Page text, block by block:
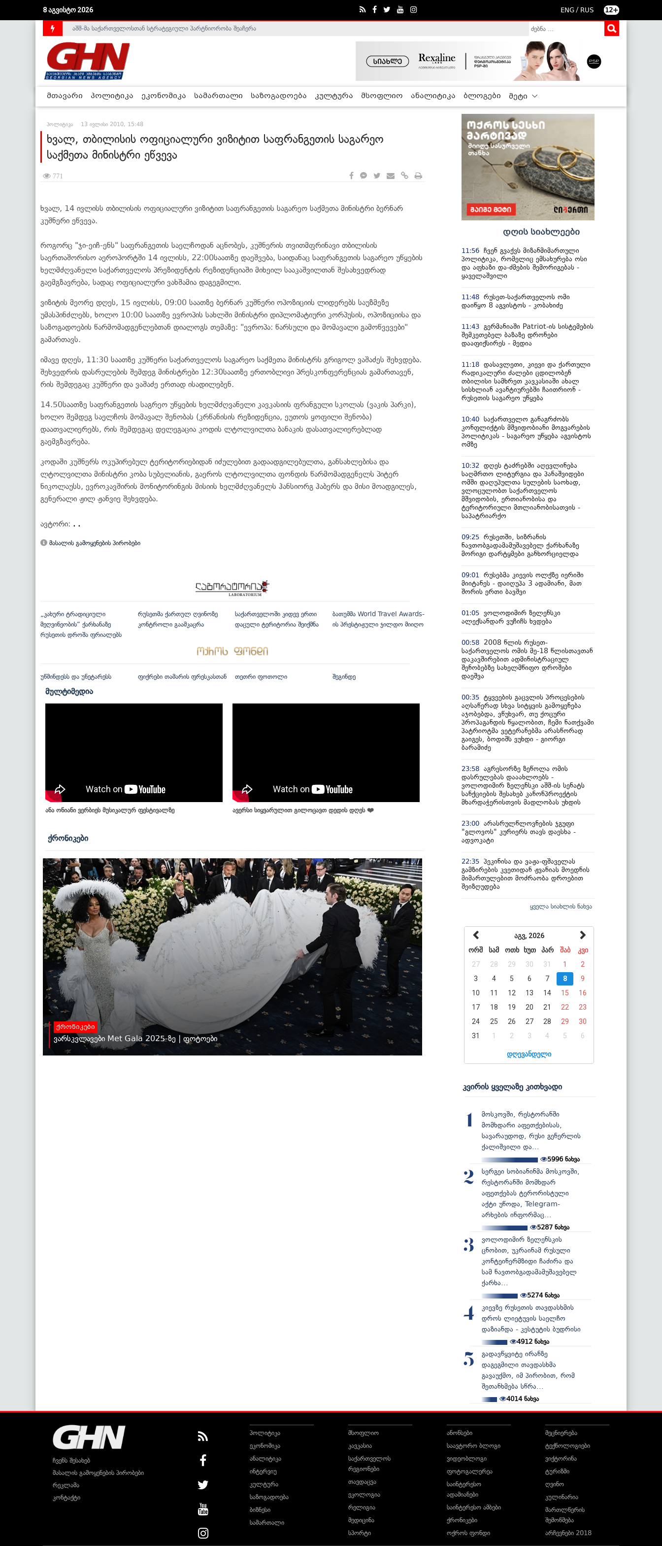
8 აგვისტო 2026 ENG / RUS 12+
საქართველოს დე-ფაქტო მთავრობა არალეგიტიმურია - ჰელსინკის კომისია
აშშ-მა საქართველოსთან სტრატეგიული პარტნიორობა შეაჩერა
მთავარი პოლიტიკა ეკონომიკა სამართალი საზოგადოება კულტურა მსოფლიო ანალიტიკა ბლოგები მეტი
პოლიტიკა 13 ივლისი 2010, 15:48
ხვალ, თბილისის ოფიციალური ვიზიტით საფრანგეთის საგარეო
საქმეთა მინისტრი ეწვევა
771
ხვალ, 14 ივლისს თბილისის ოფიციალური ვიზიტით საფრანგეთის საგარეო საქმეთა მინისტრი ბერნარ
კუშნერი ეწვევა.
როგორც "ჯი-ეიჩ-ენს" საფრანგეთის საელჩოდან აცნობეს, კუშნერის თვითმფრინავი თბილისის
საერთაშორისო აეროპორტში 14 ივლისს, 22:00საათზე დაეშვება, საიდანაც საფრანგეთის საგარეო უწყების
ხელმძღვანელი საქართველოს პრეზიდენტის რეზიდენციაში მიხეილ სააკაშვილთან შესახვედრად
გაემგზავრება, სადაც ოფიციალური ვახშამია დაგეგმილი.
ვიზიტის მეორე დღეს, 15 ივლისს, 09:00 საათზე ბერნარ კუშნერი ოპოზიციის ლიდერებს საუზმეზე
უმასპინძლებს, ხოლო 10:00 საათზე ევროპის სახლში მინისტრი დიპლომატიური კორპუსის, ოპოზიციისა და
საზოგადოების წარმომადგენლებთან დიალოგს თემაზე: "ევროპა: წარსული და მომავალი გამოწვევები"
გამართავს.
იმავე დღეს, 11:30 საათზე კუშნერი საქართველოს საგარეო საქმეთა მინისტრს გრიგოლ ვაშაძეს შეხვდება.
შეხვედრის დასრულების შემდეგ მინისტრები 12:30საათზე ერთობლივი პრესკონფერენციას გამართავენ,
რის შემდეგაც კუშნერი და ვაშაძე ერთად ისადილებენ.
14.50საათზე საფრანგეთის საგრეო უწყების ხელმძღვანელი კავკასიის ფრანგული სკოლას (ვაკის პარკი),
ხოლო შემდეგ საელჩოს მომავალ შენობას (კრწანისის რეზიდენცია, ეუთოს ყოფილი შენობა)
დაათვალიერებს, რის შემდეგაც დელეგაცია კოდის ლტოლვილთა ბანაკის დასათვალიერებლად
გაემგზავრება.
კოდაში კუშნერს ოკუპირებულ ტერიტორიებიდან იძულებით გადაადგილებულთა, განსახლებისა და
ლტოლვილთა მინისტრი კობა სუბელიანის, გაეროს ლტოლვილთა ფონდის წარმომადგენელს პიტერ
ნიკოლაუსს, ევროკავშირის მონიტორინგის მისიის ხელმძღვანელს ჰანსიორგ ჰაბერს და მისი მოადგილეს,
გენერალი ჟილ ჟანვიე შეხვდება.
ავტორი: . .
მასალის გამოყენების პირობები
„კახური ტრადიციული
მეღვინეობის“ ქარხანაზე
რუსეთის დროშა ფრიალებს
რუსეთმა ქართულ ღვინოზე
კონტროლი გაამკაცრა
საქართველოში კიდევ ერთი
დაცული ტერიტორია შეიქმნა
ბათუმმა World Travel Awards-
ის პრესტიჟული ჯილდო მიიღო
უწმინდესს და უნეტარესს ფიქრები თამარის ფრესკასთან თეთრი ფოთოლი შეგინდე
მულტიმედია
ანა ონიანი ვერბიეს მუსიკალურ ფესტივალზე ავერსი სიყვარულით გილოცავთ დედის დღეს ❤️
ქრონიკები
ქრონიკები
ვარსკვლავები Met Gala 2025-ზე | ფოტოები
დღის სიახლეები
11:56 ჩვენ გვაქვს მიზანმიმართული
პოლიტიკა, რომელიც ემსახურება ოსი
და აფხაზი და-ძმების შემორიგებას -
ყაველაშვილი
11:48 რუსეთ-საქართველოს ომი
დაიწყო 8 აგვისტოს - კობახიძე
11:43 გერმანიაში Patriot-ის სისტემების
შემკეთებელ ბაზაზე დრონები
დააფიქსირეს - მედია
11:18 დასავლეთი, კიევი და ქართული
რადიკალური ძალები ცდილობენ
თბილისი სამხრეთ კავკასიაში ახალ
სისხლიან ავანტიურებში ჩაითრიონ -
რუსეთის საგარეო უწყება
10:40 საქართველო განაგრძობს
კონფლიქტის მშვიდობიანი მოგვარების
პოლიტიკას - საგარეო უწყება აგვისტოს
ომზე
10:32
დღეს ტაძრებში აღევლინება
საღმრთო ლიტურგია და პანაშვიდები
ომში დაღუპულთა სულების საოხად,
ვლოცულობთ საქართველოს
მშვიდობის, ერთიანობისა და
ტერიტორიული მთლიანობისათვის -
საპატრიარქო
09:25 რუსეთში, სიზრანის
ნავთობგადამამუშავებელ ქარხანაზე
მორიგი დარტყმები განხორციელდა
09:01
რუსებმა კიევის ოლქზე იერიში
მიიტანეს - დაიღუპა 3 ადამიანი, მათ
შორის ერთი ბავშვი
01:05 ვოლოდიმირ ზელენსკი
ალექსანდარ ვუჩიჩს ხვდება
00:58
2008 წლის რუსეთ-
საქართველოს ომის მე-18 წლისთავთან
დაკავშირებით ადმინისტრაციულ
შენობებზე სახელმწიფო დროშები
დაეშვა
00:35 ტყვეების გაცვლის პროცესების
აღსაწერად სხვა სიტყვის გამოყენება
აჯობებდა, ვწუხვარ, თუ ქოცური
პროპაგანდის წყალობით, ჩემი ნათქვამი
პატრიოტმა ვეტერანებმა არასწორად
გაიგეს, ბოდიშს ვუხდი - გიორგი
ბარამიძე
23:58 აგრესორზე ზეწოლა ომის
დასრულებას დააახლოებს -
ვოლოდიმირ ზელენსკი აშშ-ის სენატს
სანქციების შესახებ კანონპროექტის
მხარდაჭერისთვის მადლობას უხდის
23:00 არასრულწლოვნების ჯგუფი
"გლოვოს" კურიერს თავს დაესხა -
ადვოკატი
22:35 პეკინისა და ვაჟა-ფშაველას
გამზირების კვეთიდან ჟვანიას მოედნის
მიმართულებით მოძრაობა დროებით
შეიზღუდება
ყველა სიახლის ნახვა
აგვ, 2026
ორშ
სამ ოთხ ხუთ პარ შაბ
კვი
27
28 29 30 31 1
2
3
4 5 6 7 8
9
10
11 12 13 14 15
16
17
18 19 20 21 22
23
24
25 26 27 28 29
30
31
1 2 3 4 5 6
დღევანდელი
კვირის ყველაზე კითხვადი
1
მოსკოვში, რესტორანში
მომხდარი აფეთქებისას,
სავარაუდოდ, რუსი გენერლის
ქალიშვილი და...
5996ნახვა
2
სერგეი სობიანინმა მოსკოვში,
რესტორანში მომხდარ
აფეთქებას ტერორისტული
აქტი უწოდა, Telegram-
არხების ინფორმაც...
5287 ნახვა
3
ვოლოდიმირ ზელენსკის
ცნობით, უკრაინამ რუსული
კონტეინერმზიდი ჩაძირა და
სამ ნავთობგადამამუშავებელ
ქარხა...
5274ნახვა
4
კიევზე რუსეთის თავდასხმის
დროს ლიეტუვის საელჩო
დაზიანდა - კესტუტის ბუდრისი
4912ნახვა
5
გადავწყვიტე ირანზე
დაგეგმილი თავდასხმა
გავაუქმო, იმ პირობით, რომ
შეთანხმება სწრა...
4014ნახვა
ჩვენს შესახებ
მასალის გამოყენების პირობები
რეკლამა
კონტაქტი
პოლიტიკა
ეკონომიკა
ანალიტიკა
ინტერვიუ
კულტურა
საზოგადოება
ბიზნესი
სამართალი
მსოფლიო
კავკასია
საქართველოს
რეგიონები
თავდაცვა
ეკოლოგია
რელიგია
მედიცინა
სპორტი
ანონსები
საავტორო ბლოგი
ვიდეობლოგი
ფოტოგალერეა
საინტერესო
ადამიანები
საინტერესო ამბები
ქრონიკები
ოქროს ფონდი
მეცნიერება
ტექნოლოგიები
ვიქტორინა
ტურიზმი
ღვინო
კულინარია
მართლწერის
შემოწმება
არჩევნები 2018